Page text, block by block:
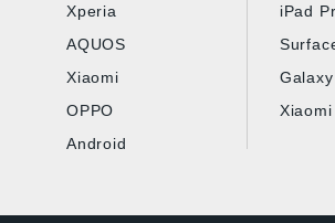
Xperia
AQUOS
Xiaomi
OPPO
Android
iPad